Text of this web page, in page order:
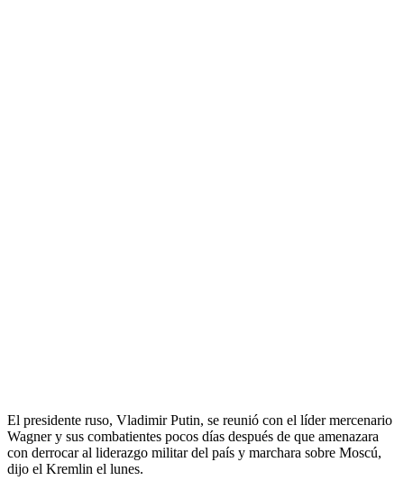
El presidente ruso, Vladimir Putin, se reunió con el líder mercenario
Wagner y sus combatientes pocos días después de que amenazara
con derrocar al liderazgo militar del país y marchara sobre Moscú,
dijo el Kremlin el lunes.